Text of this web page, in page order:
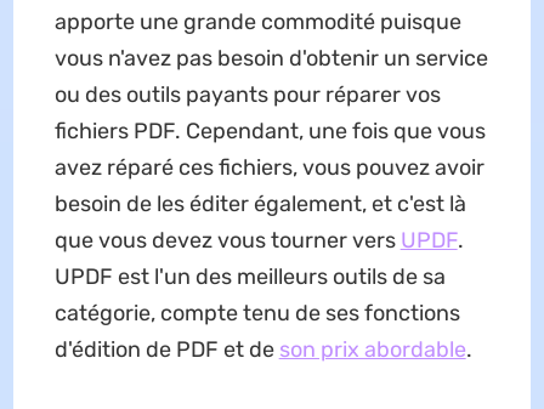
apporte une grande commodité puisque
vous n'avez pas besoin d'obtenir un service
ou des outils payants pour réparer vos
fichiers PDF. Cependant, une fois que vous
avez réparé ces fichiers, vous pouvez avoir
besoin de les éditer également, et c'est là
que vous devez vous tourner vers UPDF.
UPDF est l'un des meilleurs outils de sa
catégorie, compte tenu de ses fonctions
d'édition de PDF et de son prix abordable.